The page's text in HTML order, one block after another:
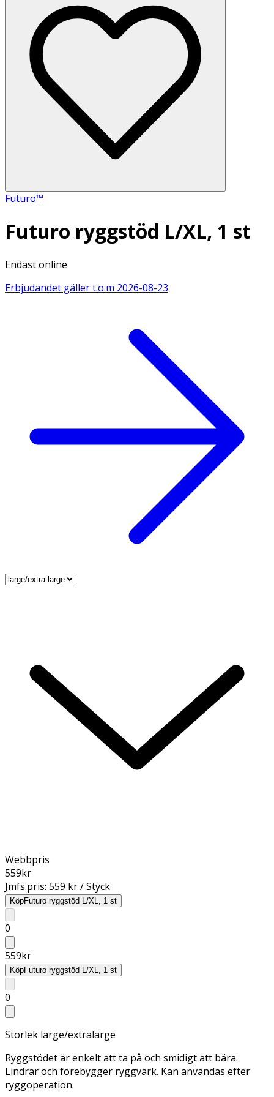
Futuro™
Futuro ryggstöd L/XL, 1 st
Endast online
Erbjudandet gäller t.o.m 2026-08-23
Webbpris
559kr
Jmfs.pris: 559 kr / Styck
Köp Futuro ryggstöd L/XL, 1 st
0
559kr
Köp Futuro ryggstöd L/XL, 1 st
0
Storlek large/extralarge
Ryggstödet är enkelt att ta på och smidigt att bära.
Lindrar och förebygger ryggvärk. Kan användas efter
ryggoperation.